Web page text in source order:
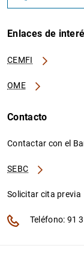
Enlaces de
CEMFI
OME
Contacto
Contactar con el
SEBC
Solicitar cita previa
Teléfono: 91